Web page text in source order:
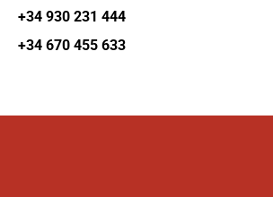
+34 930 231 444
+34 670 455 633